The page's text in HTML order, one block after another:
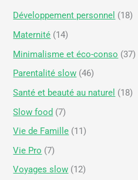
Développement personnel (18)
Maternité (14)
Minimalisme et éco-conso (37)
Parentalité slow (46)
Santé et beauté au naturel (18)
Slow food (7)
Vie de Famille (11)
Vie Pro (7)
Voyages slow (12)